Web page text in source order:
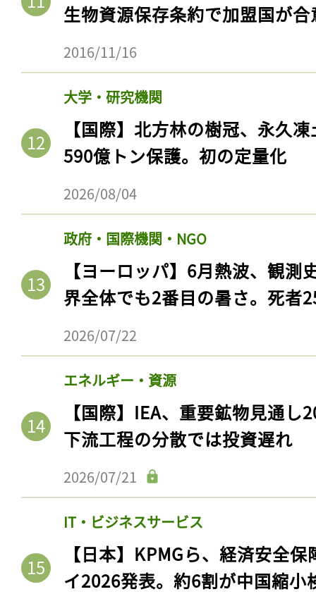
生物資源保存条約で加盟国が合
2016/11/16
大学・研究機関
【国際】北方林の樹冠、永久
590億トン保護。初の定量化
2026/08/04
政府・国際機関・NGO
【ヨーロッパ】6月熱波、観
界全体でも2番目の暑さ。死者
2026/07/22
エネルギー・資源
【国際】IEA、重要鉱物見通
下流工程の分散では投資遅れ
2026/07/21
IT・ビジネスサービス
【日本】KPMGら、経済安全
イ2026発表。約6割が中国縮小